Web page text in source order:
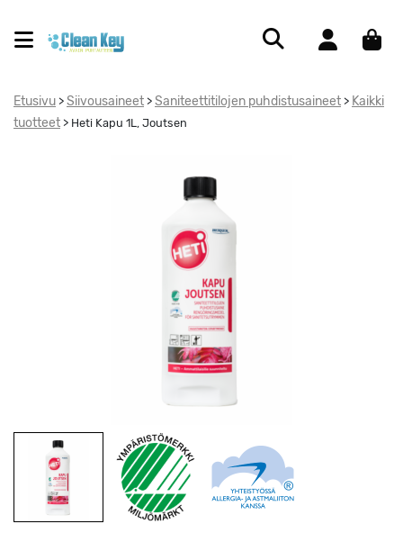
Etusivu > Siivousaineet > Saniteettitilojen puhdistusaineet > Kaikki
tuotteet > Heti Kapu 1L, Joutsen